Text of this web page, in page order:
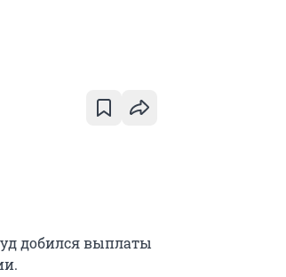
добился выплаты